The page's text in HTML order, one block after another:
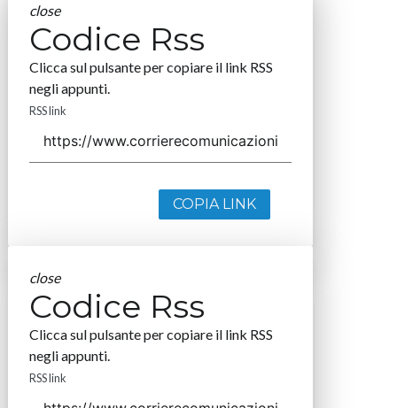
close
Codice Rss
Clicca sul pulsante per copiare il link RSS
negli appunti.
RSS link
COPIA LINK
close
Codice Rss
Clicca sul pulsante per copiare il link RSS
negli appunti.
RSS link